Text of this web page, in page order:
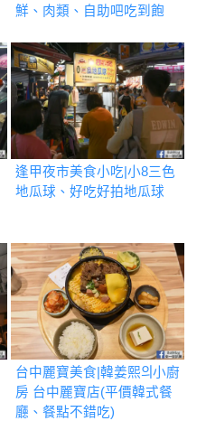
鮮、肉類、自助吧吃到飽
逢甲夜市美食小吃|小8三色
地瓜球、好吃好拍地瓜球
台中麗寶美食|韓姜熙의小廚
房 台中麗寶店(平價韓式餐
廳、餐點不錯吃)